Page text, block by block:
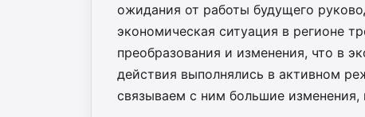
ожидания от работы будущего
экономическая ситуация в регионе
преобразования и изменения, что в
действия выполнялись в активном
связываем с ним большие